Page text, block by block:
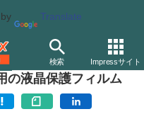
Translate
検索 Impressサイト
型（コンパクト）カメラ オ
の液晶保護フィルム